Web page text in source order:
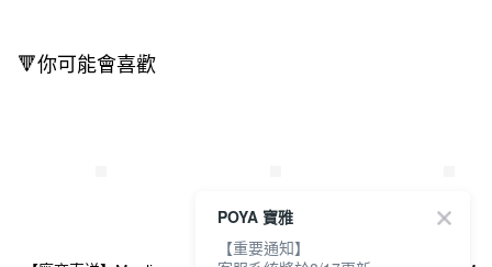
🔻你可能會喜歡
POYA 寶雅
【重要通知】